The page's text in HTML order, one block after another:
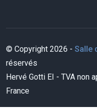
© Copyright 2026 - Salle
réservés
Hervé Gotti EI - TVA non
France